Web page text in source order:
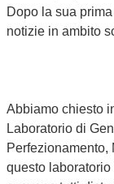
Dopo la sua
notizie in ambito
Abbiamo chiesto
Laboratorio di
questo